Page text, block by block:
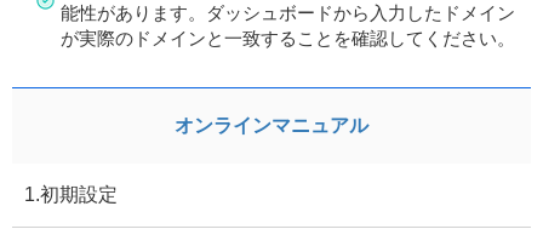
能性があります。ダッシュボードから入力したドメイン
が実際のドメインと一致することを確認してください。
オンラインマニュアル
1.初期設定